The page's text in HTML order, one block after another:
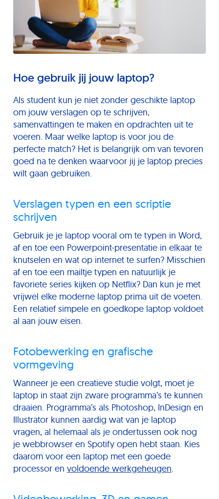
Hoe gebruik jij jouw laptop?
Als student kun je niet zonder geschikte laptop
om jouw verslagen op te schrijven,
samenvattingen te maken en opdrachten uit te
voeren. Maar welke laptop is voor jou de
perfecte match? Het is belangrijk om van tevoren
goed na te denken waarvoor jij je laptop precies
wilt gaan gebruiken.
Verslagen typen en een scriptie
schrijven
Gebruik je je laptop vooral om te typen in Word,
af en toe een Powerpoint-presentatie in elkaar te
knutselen en wat op internet te surfen? Misschien
af en toe een mailtje typen en natuurlijk je
favoriete series kijken op Netflix? Dan kun je met
vrijwel elke moderne laptop prima uit de voeten.
Een relatief simpele en goedkope laptop voldoet
al aan jouw eisen.
Fotobewerking en grafische
vormgeving
Wanneer je een creatieve studie volgt, moet je
laptop in staat zijn zware programma’s te kunnen
draaien. Programma’s als Photoshop, InDesign en
Illustrator kunnen aardig wat van je laptop
vragen, al helemaal als je ondertussen ook nog
je webbrowser en Spotify open hebt staan. Kies
daarom voor een laptop met een goede
processor en voldoende werkgeheugen.